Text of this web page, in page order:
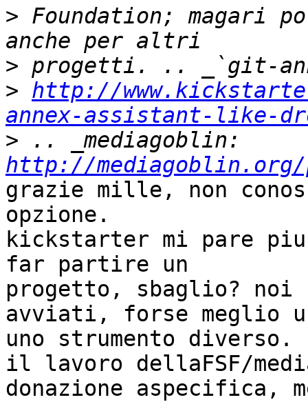
> Foundation; magari
>
> http://
annex-assistant-like-
>
http://mediagoblin.org/
grazie mille, non
opzione.
kickstarter mi pare
far partire un
progetto, sbaglio? noi
avviati, forse meglio
uno strumento diverso.
il lavoro dellaFSF/
donazione aspecifica,